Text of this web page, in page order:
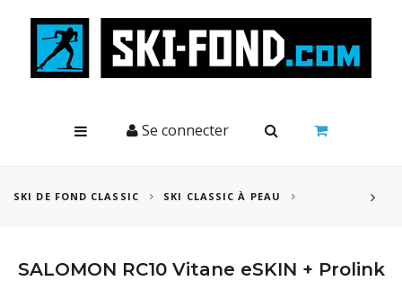
Se connecter
SKI DE FOND CLASSIC SKI CLASSIC À PEAU
SALOMON RC10 Vitane eSKIN + Prolink